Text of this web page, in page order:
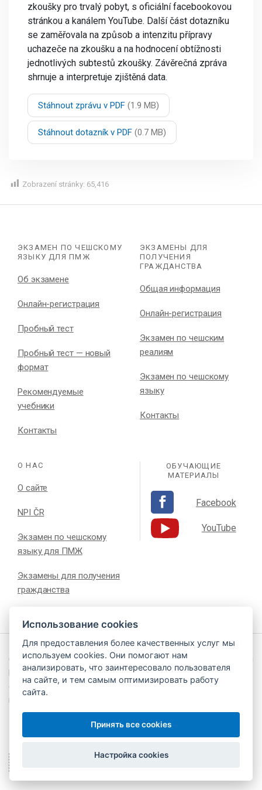
zkoušky pro trvalý pobyt, s oficiální facebookovou
stránkou a kanálem YouTube. Další část dotazníku
se zaměřovala na způsob a intenzitu přípravy
uchazeče na zkoušku a na hodnocení obtížnosti
jednotlivých subtestů zkoušky. Závěrečná zpráva
shrnuje a interpretuje zjištěná data.
Stáhnout zprávu v PDF (1.9 MB)
Stáhnout dotazník v PDF (0.7 MB)
Zobrazení stránky: 65,416
ЭКЗАМЕН ПО ЧЕШСКОМУ
ЯЗЫКУ ДЛЯ ПМЖ
Об экзамене
Онлайн-регистрация
Пробный тест
Пробный тест — новый
формат
Рекомендуемые
учебники
Контакты
ЭКЗАМЕНЫ ДЛЯ
ПОЛУЧЕНИЯ
ГРАЖДАНСТВА
Общая информация
Онлайн-регистрация
Экзамен по чешским
реалиям
Экзамен по чешскому
языку
Контакты
О НАС
О сайте
NPI ČR
Экзамен по чешскому
языку для ПМЖ
Экзамены для получения
гражданства
ОБУЧАЮЩИЕ
МАТЕРИАЛЫ
Facebook
YouTube
Сайт создан при поддержке Министерства внутренних дел и
Министерства образования Чешской Республики. За
содержание и работу сайта отвечает Национальный
педагогический институт Чешской Республики (NPI ČR).
Использование cookies
Для предоставления более качественных услуг мы
используем cookies. Они помогают нам
анализировать, что заинтересовало пользователя
на сайте, и тем самым оптимизировать работу
сайта.
Принять все cookies
Настройка cookies